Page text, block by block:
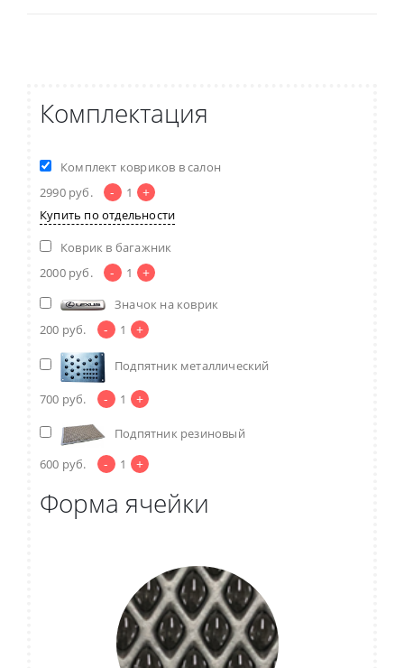
Комплектация
Комплект ковриков в салон
2990 руб. - 1 +
Купить по отдельности
Коврик в багажник
2000 руб. - 1 +
Значок на коврик
200 руб. - 1 +
Подпятник металлический
700 руб. - 1 +
Подпятник резиновый
600 руб. - 1 +
Форма ячейки